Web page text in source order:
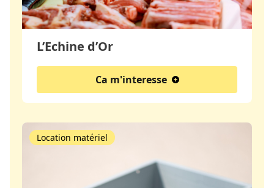
L’Echine d’Or
Ca m'interesse
Location matériel